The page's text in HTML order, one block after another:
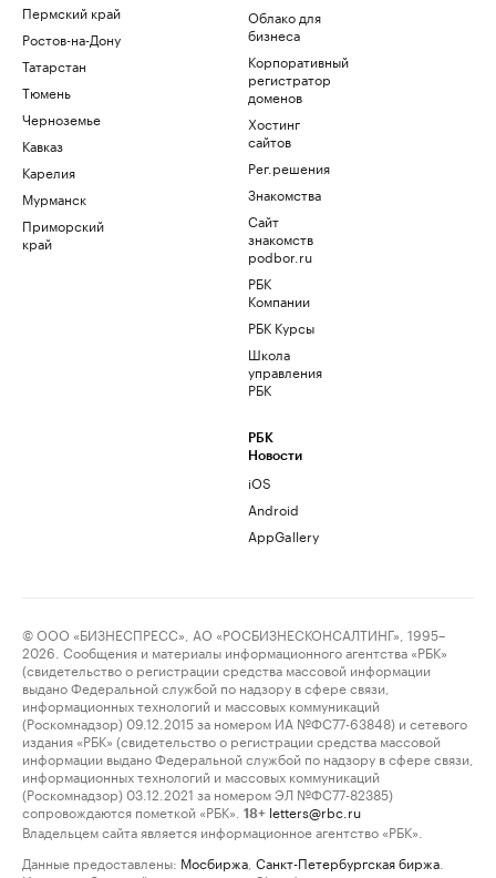
Пермский край
Ростов-на-Дону
Татарстан
Тюмень
Черноземье
Кавказ
Карелия
Мурманск
Приморский
край
Облако для
бизнеса
Корпоративный
регистратор
доменов
Хостинг
сайтов
Рег.решения
Знакомства
Сайт
знакомств
podbor.ru
РБК
Компании
РБК Курсы
Школа
управления
РБК
РБК
Новости
iOS
Android
AppGallery
© ООО «БИЗНЕСПРЕСС», АО «РОСБИЗНЕСКОНСАЛТИНГ», 1995–
2026. Сообщения и материалы информационного агентства «РБК»
(свидетельство о регистрации средства массовой информации
выдано Федеральной службой по надзору в сфере связи,
информационных технологий и массовых коммуникаций
(Роскомнадзор) 09.12.2015 за номером ИА №ФС77-63848) и сетевого
издания «РБК» (свидетельство о регистрации средства массовой
информации выдано Федеральной службой по надзору в сфере связи,
информационных технологий и массовых коммуникаций
(Роскомнадзор) 03.12.2021 за номером ЭЛ №ФС77-82385)
сопровождаются пометкой «РБК».
18+ letters@rbc.ru
Владельцем сайта является информационное агентство «РБК».
Данные предоставлены: Мосбиржа Санкт-Петербургская биржа